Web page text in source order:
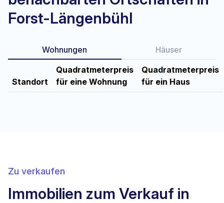
Forst-Längenbühl
Wohnungen Häuser
Standort
Quadratmeterpreis
für eine Wohnung
Quadratmeterpreis
für ein Haus
Zu verkaufen
Immobilien zum Verkauf in